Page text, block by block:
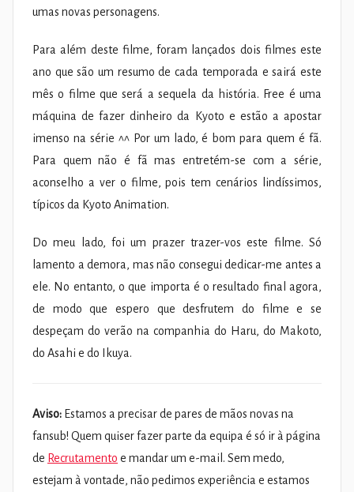
umas novas personagens.
Para além deste filme, foram lançados dois filmes este
ano que são um resumo de cada temporada e sairá este
mês o filme que será a sequela da história. Free é uma
máquina de fazer dinheiro da Kyoto e estão a apostar
imenso na série ^^ Por um lado, é bom para quem é fã.
Para quem não é fã mas entretém-se com a série,
aconselho a ver o filme, pois tem cenários lindíssimos,
típicos da Kyoto Animation.
Do meu lado, foi um prazer trazer-vos este filme. Só
lamento a demora, mas não consegui dedicar-me antes a
ele. No entanto, o que importa é o resultado final agora,
de modo que espero que desfrutem do filme e se
despeçam do verão na companhia do Haru, do Makoto,
do Asahi e do Ikuya.
Aviso: Estamos a precisar de pares de mãos novas na
fansub! Quem quiser fazer parte da equipa é só ir à página
de Recrutamento e mandar um e-mail. Sem medo,
estejam à vontade, não pedimos experiência e estamos